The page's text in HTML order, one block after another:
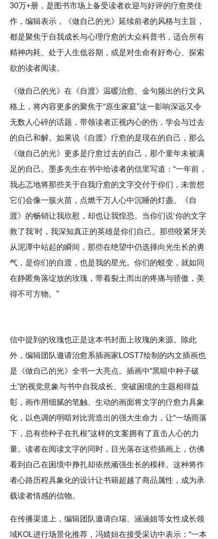
30万+册，是图书市场上备受读者欢迎与好评的疗愈类佳
作，编辑表示，《做自己的光》延续前者的风格与主旨，
都是聚焦于自我成长与心理疗愈的大众科普书，适合所有
精神内耗、处于人生低谷期，或是对生命有好奇心、探索
欲的读者阅读。
《做自己的光》在《自渡》温暖治愈、金句频出的行文风
格上，将内容更多的聚焦于“原生家庭”这一影响深远又令
无数人心碎的话题，带领读者正视内心的伤，学会与过去
的自己和解。如果说《自渡》疗愈的是现在的自己，那么
《做自己的光》更多是疗愈过去的自己，那个童年未被满
足的自己。墨多先生在书中给读者的信里写道：“一年前，
我忐忑地将那些关于自我疗愈的文字交付于你们，未曾想
它们会像一簇火苗，点燃千万人心中沉睡的灯盏。《自
渡》的畅销让我欣慰，却也让我惶恐。当你们说‘你的文字
救了我’时，我深知真正的英雄是你们自己。那些咬紧牙关
从泥潭中站起的瞬间，那些在绝望中仍选择向光生长的勇
气，是你们的自渡，也是我的星光。你们的蜕变，就如同
在静匿角落绽放的玫瑰，带着裂土而出的疼痛与骄傲，美
得不可方物。”
信中提到的玫瑰也正是这本书封面上玫瑰的来源。除此
外，编辑团队邀请治愈系插画家LOST7绘制的内文插画也
是《做自己的光》全书一大亮点。插画中“黑暗中种子破
土”的视觉意象与书中自我成长、突破困境的主题相得益
彰，画作用细腻的笔触、生动的画面将文字的疗愈力具象
化，以色调的明暗对比营造出的强大生命力，让“一场雨落
下，总有些种子在扎根”这样的文案拥有了直击人心的力
量。读者在阅读文字的同时，目光落在这些插画上，仿佛
看到自己在困境中挣扎却依然顽强生长的模样。这种将作
者心路历程具象化的设计让书籍超越了商品属性，成为承
载读者情感的信物。
在传播渠道上，编辑团队邀请白瑞、涵涵姐等女性成长领
域KOL进行场景化推荐，冯婧姮在接受采访中表示：“一本